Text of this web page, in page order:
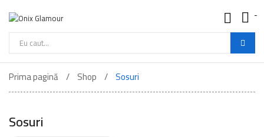
Onix
Mancare
Buna
-
Cautare
de
produse
Prima pagină Shop Sosuri
Sosuri